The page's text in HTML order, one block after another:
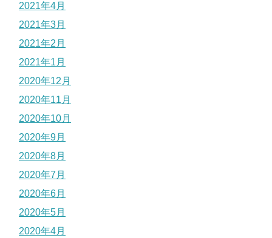
2021年4月
2021年3月
2021年2月
2021年1月
2020年12月
2020年11月
2020年10月
2020年9月
2020年8月
2020年7月
2020年6月
2020年5月
2020年4月